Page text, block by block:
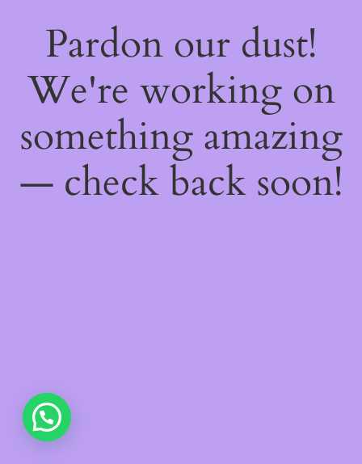
Pardon our dust!
We're working on
something amazing
— check back soon!